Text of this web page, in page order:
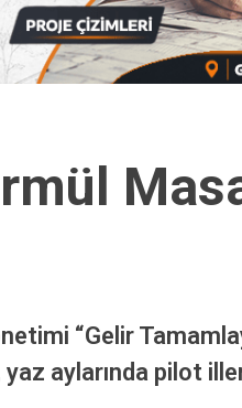
“Gelir
aylarında pilot